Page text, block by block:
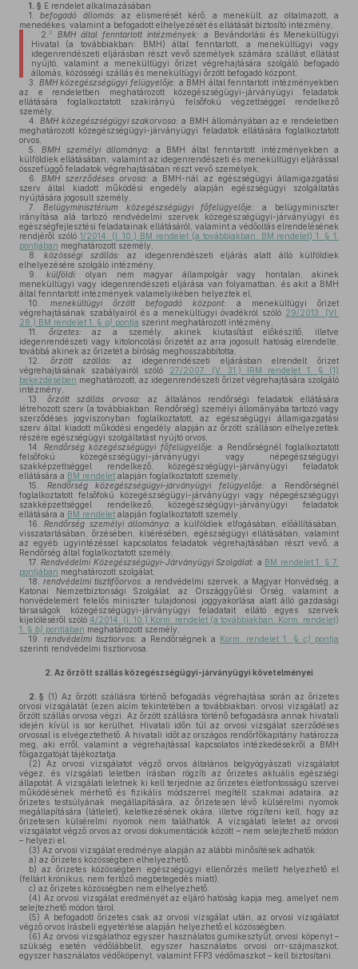
1. § E rendelet alkalmazásában
1.
befogadó állomás: az elismerését kérő, a menekült, az oltalmazott, a
menedékes, valamint a befogadott elhelyezését és ellátását biztosító intézmény,
2. 2 BMH által fenntartott intézmények: a Bevándorlási és Menekültügyi
Hivatal (a továbbiakban: BMH) által fenntartott, a menekültügyi vagy
idegenrendészeti eljárásban részt vevő személyek számára szállást, ellátást
nyújtó, valamint a menekültügyi őrizet végrehajtására szolgáló befogadó
állomás, közösségi szállás és menekültügyi őrzött befogadó központ,
3.
BMH közegészségügyi felügyelője: a BMH által fenntartott intézményekben
az e rendeletben meghatározott közegészségügyi-járványügyi feladatok
ellátására foglalkoztatott szakirányú felsőfokú végzettséggel rendelkező
személy,
4.
BMH közegészségügyi szakorvosa: a BMH állományában az e rendeletben
meghatározott közegészségügyi-járványügyi feladatok ellátására foglalkoztatott
orvos,
5.
BMH személyi állománya:
a BMH által fenntartott intézményekben a
külföldiek ellátásában, valamint az idegenrendészeti és menekültügyi eljárással
összefüggő feladatok végrehajtásában részt vevő személyek,
6.
BMH szerződéses orvosa: a BMH-nál az egészségügyi államigazgatási
szerv által kiadott működési engedély alapján egészségügyi szolgáltatás
nyújtására jogosult személy,
7.
Belügyminisztérium közegészségügyi főfelügyelője:
a belügyminiszter
irányítása alá tartozó rendvédelmi szervek közegészségügyi-járványügyi és
egészségfejlesztési feladatainak ellátásáról, valamint a védőoltás elrendelésének
rendjéről szóló 1/2014. (I. 10.) BM rendelet (a továbbiakban: BM rendelet) 1. § 1.
pontjában meghatározott személy,
8.
közösségi szállás: az idegenrendészeti eljárás alatt álló külföldiek
elhelyezésére szolgáló intézmény,
9.
külföldi: olyan nem magyar állampolgár vagy hontalan, akinek
menekültügyi vagy idegenrendészeti eljárása van folyamatban, és akit a BMH
által fenntartott intézmények valamelyikében helyeztek el,
10.
menekültügyi őrzött befogadó központ: a menekültügyi őrizet
végrehajtásának szabályairól és a menekültügyi óvadékról szóló 29/2013. (VI.
28.) BM rendelet 1. § a) pontja szerint meghatározott intézmény,
11.
őrizetes: az a személy, akinek kiutasítást előkészítő, illetve
idegenrendészeti vagy kitoloncolási őrizetét az arra jogosult hatóság elrendelte,
továbbá akinek az őrizetét a bíróság meghosszabbította,
12.
őrzött szállás: az idegenrendészeti eljárásban elrendelt őrizet
végrehajtásának szabályairól szóló
27/2007. (V. 31.) IRM rendelet 1. § (1)
bekezdésében meghatározott, az idegenrendészeti őrizet végrehajtására szolgáló
intézmény,
13.
őrzött szállás orvosa: az általános rendőrségi feladatok ellátására
létrehozott szerv (a továbbiakban: Rendőrség) személyi állományába tartozó vagy
szerződéses jogviszonyban foglalkoztatott, az egészségügyi államigazgatási
szerv által kiadott működési engedély alapján az őrzött szálláson elhelyezettek
részére egészségügyi szolgáltatást nyújtó orvos,
14.
Rendőrség közegészségügyi főfelügyelője: a Rendőrségnél foglalkoztatott
felsőfokú közegészségügyi-járványügyi vagy népegészségügyi
szakképzettséggel rendelkező, közegészségügyi-járványügyi feladatok
ellátására a BM rendelet alapján foglalkoztatott személy,
15.
Rendőrség közegészségügyi-járványügyi felügyelője: a Rendőrségnél
foglalkoztatott felsőfokú közegészségügyi-járványügyi vagy népegészségügyi
szakképzettséggel rendelkező, közegészségügyi-járványügyi feladatok
ellátására a BM rendelet alapján foglalkoztatott személy,
16.
Rendőrség személyi állománya: a külföldiek elfogásában, előállításában,
visszatartásában, őrzésében, kísérésében, egészségügyi ellátásában, valamint
az egyéb ügyintézéssel kapcsolatos feladatok végrehajtásában részt vevő, a
Rendőrség által foglalkoztatott személy,
17. Rendvédelmi Közegészségügyi-Járványügyi Szolgálat: a BM rendelet 1. § 7.
pontjában meghatározott szolgálat,
18.
rendvédelmi tisztifőorvos: a rendvédelmi szervek, a Magyar Honvédség, a
Katonai Nemzetbiztonsági Szolgálat, az Országgyűlési Őrség, valamint a
honvédelemért felelős miniszter tulajdonosi joggyakorlása alatt álló gazdasági
társaságok közegészségügyi-járványügyi feladatait ellátó egyes szervek
kijelöléséről szóló 4/2014. (I. 10.) Korm. rendelet (a továbbiakban: Korm. rendelet)
1. § b) pontjában meghatározott személy,
19.
rendvédelmi tisztiorvos: a Rendőrségnek a Korm. rendelet 1. § c) pontja
szerinti rendvédelmi tisztiorvosa.
2. Az őrzött szállás közegészségügyi-járványügyi követelményei
2. § (1) Az őrzött szállásra történő befogadás végrehajtása során az őrizetes
orvosi vizsgálatát (ezen alcím tekintetében a továbbiakban: orvosi vizsgálat) az
őrzött szállás orvosa végzi. Az őrzött szállásra történő befogadásra annak hivatali
idején kívül is sor kerülhet. Hivatali időn túl az orvosi vizsgálat szerződéses
orvossal is elvégeztethető. A hivatali időt az országos rendőrfőkapitány határozza
meg, aki erről, valamint a végrehajtással kapcsolatos intézkedésekről a BMH
főigazgatóját tájékoztatja.
(2) Az orvosi vizsgálatot végző orvos általános belgyógyászati vizsgálatot
végez, és vizsgálati leletben írásban rögzíti az őrizetes aktuális egészségi
állapotát. A vizsgálati leletnek ki kell terjednie az őrizetes életfontosságú szervei
működésének mérhető és fizikális módszerrel megítélt szakmai adataira, az
őrizetes testsúlyának megállapítására, az őrizetesen lévő külsérelmi nyomok
megállapítására (látlelet), keletkezésének okára, illetve rögzíteni kell, hogy az
őrizetesen külsérelmi nyomok nem találhatók. A vizsgálati leletet az orvosi
vizsgálatot végző orvos az orvosi dokumentációk között – nem selejtezhető módon
– helyezi el.
(3) Az orvosi vizsgálat eredménye alapján az alábbi minősítések adhatók:
a) az őrizetes közösségben elhelyezhető,
b) az őrizetes közösségben egészségügyi ellenőrzés mellett helyezhető el
(feltárt krónikus, nem fertőző megbetegedés miatt),
c) az őrizetes közösségben nem elhelyezhető.
(4) Az orvosi vizsgálat eredményét az eljáró hatóság kapja meg, amelyet nem
selejtezhető módon tárol.
(5) A befogadott őrizetes csak az orvosi vizsgálat után, az orvosi vizsgálatot
végző orvos írásbeli egyetértése alapján helyezhető el közösségben.
(6) Az orvosi vizsgálathoz egyszer használatos gumikesztyűt, orvosi köpenyt –
szükség esetén védőlábbelit, egyszer használatos orvosi orr-szájmaszkot,
egyszer használatos védőköpenyt, valamint FFP3 védőmaszkot – kell biztosítani.